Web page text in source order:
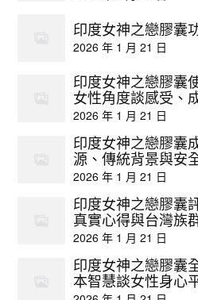
印度女神之戀膠囊
2026 年 1 月 21 日
印度女神之戀膠囊
女性角度談感受、
2026 年 1 月 21 日
印度女神之戀膠囊
源、傳統背景與安
2026 年 1 月 21 日
印度女神之戀膠囊
真實心得與台灣族
2026 年 1 月 21 日
印度女神之戀膠囊
本智慧談女性身心